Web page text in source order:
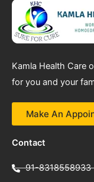
Kamla Health Care
for you and your
Make An
Contact
91-8318558933